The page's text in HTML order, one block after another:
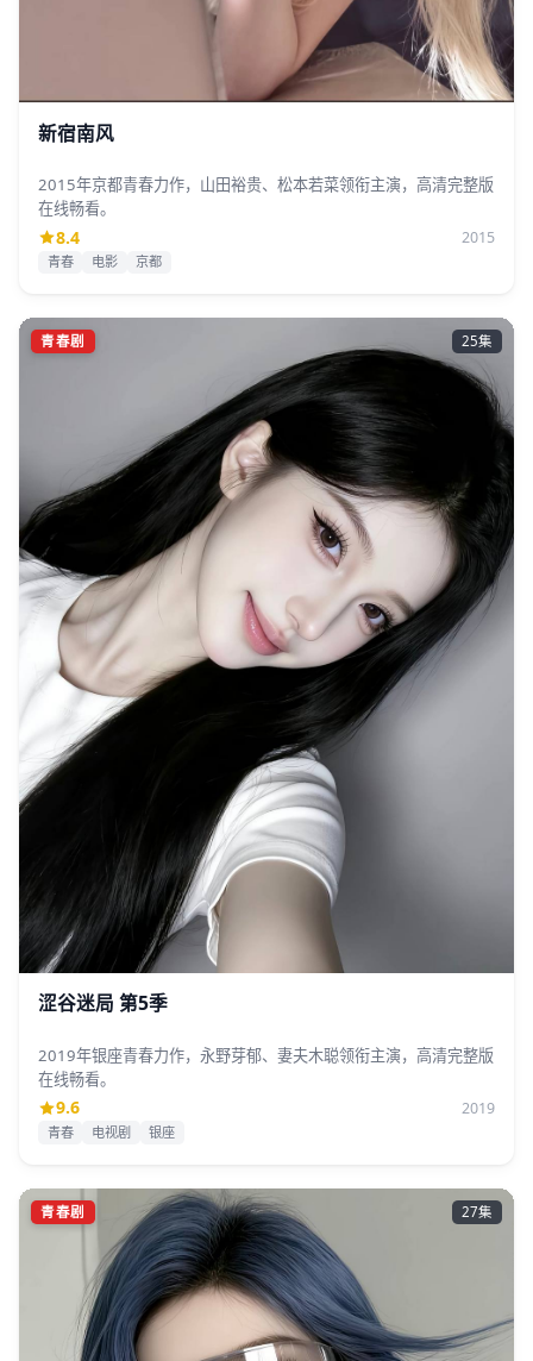
新宿南风
2015年京都青春力作，山田裕贵、松本若菜领衔主演，高清完整版
在线畅看。
8.4 2015
青春 电影 京都
青春剧 25集
涩谷迷局 第5季
2019年银座青春力作，永野芽郁、妻夫木聪领衔主演，高清完整版
在线畅看。
9.6 2019
青春 电视剧 银座
青春剧 27集